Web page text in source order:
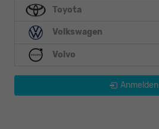
Toyota
Volkswagen
Volvo
Anmelden